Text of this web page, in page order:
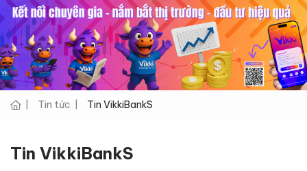
Tin tức Tin VikkiBankS
Tin VikkiBankS